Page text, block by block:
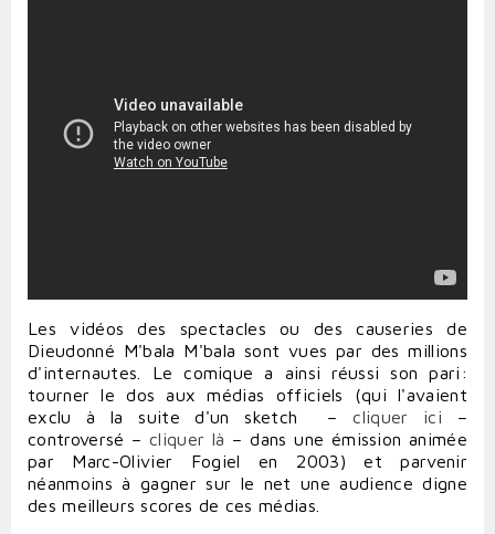
Les vidéos des spectacles ou des causeries de
Dieudonné M'bala M'bala sont vues par des millions
d'internautes. Le comique a ainsi réussi son pari:
tourner le dos aux médias officiels (qui l'avaient
exclu à la suite d'un sketch –cliquer ici –
controversé –cliquer là – dans une émission animée
par Marc-Olivier Fogiel en 2003) et parvenir
néanmoins à gagner sur le net une audience digne
des meilleurs scores de ces médias.